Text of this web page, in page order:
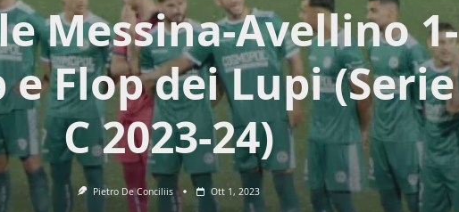
Messina-Avellino 1-
e Flop dei Lupi (Serie
C 2023-24)
Pietro De Conciliis Ott 1, 2023